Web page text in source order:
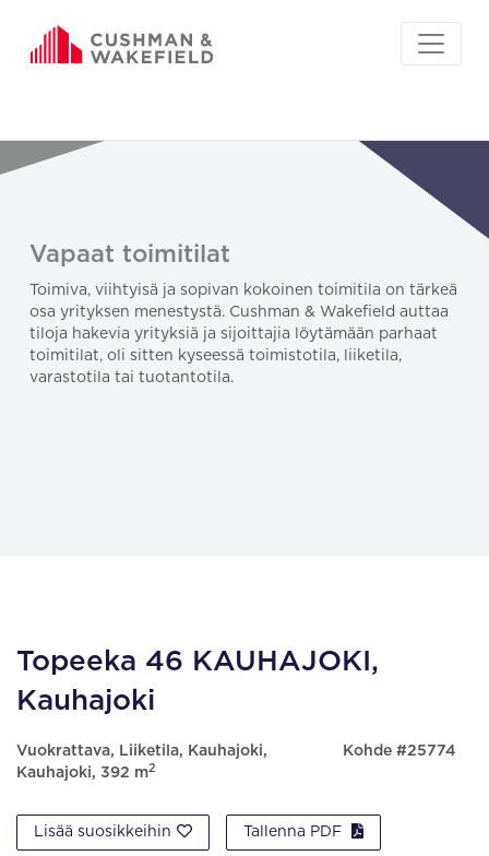
Vapaat toimitilat
Toimiva, viihtyisä ja sopivan kokoinen toimitila on tärkeä
osa yrityksen menestystä. Cushman & Wakefield auttaa
tiloja hakevia yrityksiä ja sijoittajia löytämään parhaat
toimitilat, oli sitten kyseessä toimistotila, liiketila,
varastotila tai tuotantotila.
Topeeka 46 KAUHAJOKI,
Kauhajoki
Vuokrattava, Liiketila, Kauhajoki,
Kauhajoki, 392 m2
Kohde #25774
Lisää suosikkeihin Tallenna PDF